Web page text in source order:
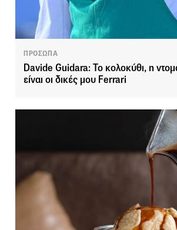
ΠΡΟΣΩΠΑ
Davide Guidara: Το κολοκύθι, η
είναι οι δικές μου Ferrari